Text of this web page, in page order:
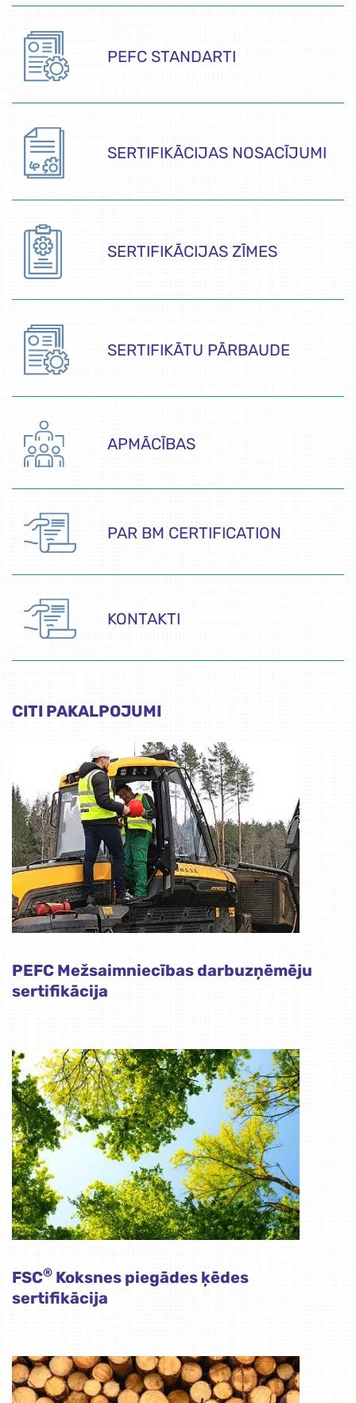
PEFC STANDARTI
SERTIFIKĀCIJAS NOSACĪJUMI
SERTIFIKĀCIJAS ZĪMES
SERTIFIKĀTU PĀRBAUDE
APMĀCĪBAS
PAR BM CERTIFICATION
KONTAKTI
CITI PAKALPOJUMI
PEFC Mežsaimniecības darbuzņēmēju
sertifikācija
FSC® Koksnes piegādes ķēdes
sertifikācija